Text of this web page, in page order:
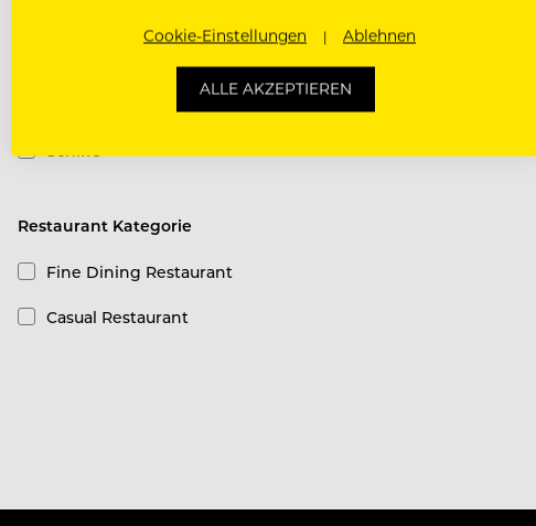
Schiffe
Restaurant Kategorie
Fine Dining Restaurant
Casual Restaurant
Cookie-Einstellungen Ablehnen
ALLE AKZEPTIEREN